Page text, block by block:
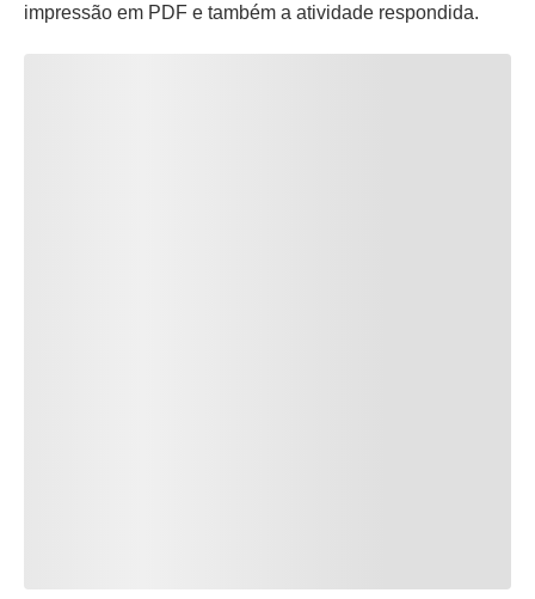
impressão em PDF e também a atividade respondida.